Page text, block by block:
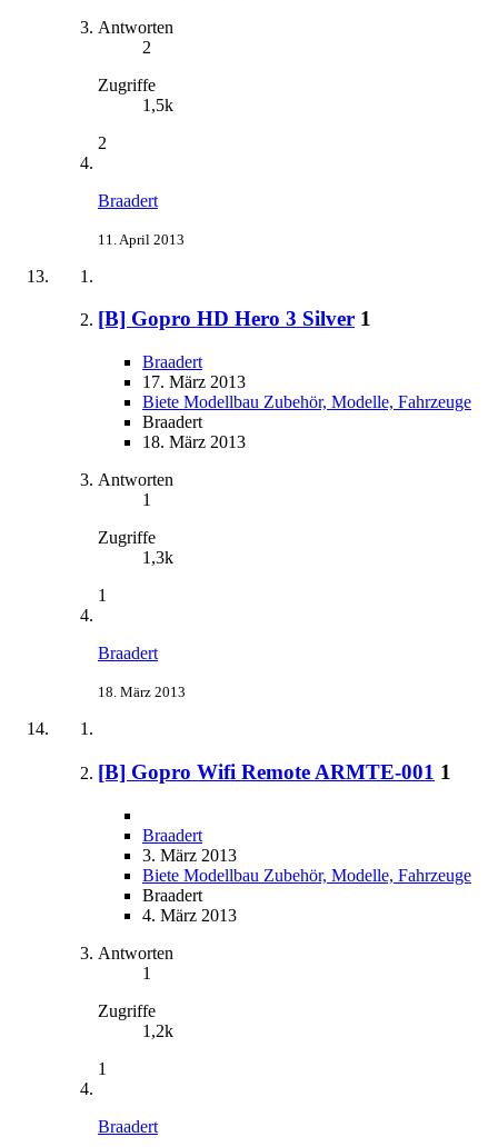
Antworten
2
Zugriffe
1,5k
2
Braadert
11. April 2013
[B] Gopro HD Hero 3 Silver 1
Braadert
17. März 2013
Biete Modellbau Zubehör, Modelle, Fahrzeuge
Braadert
18. März 2013
Antworten
1
Zugriffe
1,3k
1
Braadert
18. März 2013
[B] Gopro Wifi Remote ARMTE-001 1
Braadert
3. März 2013
Biete Modellbau Zubehör, Modelle, Fahrzeuge
Braadert
4. März 2013
Antworten
1
Zugriffe
1,2k
1
Braadert